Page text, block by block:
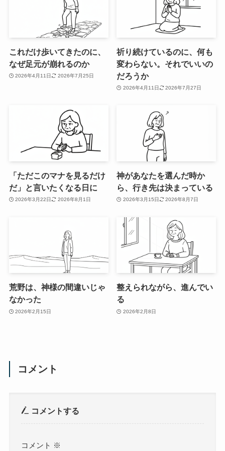
これだけ歩いてきたのに、
なぜ足元が崩れるのか
2026年4月11日 2026年7月25日
祈り続けているのに、何も
変わらない。それでいいの
だろうか
2026年4月11日 2026年7月27日
「ただこのマナを見るだけ
だ」と言いたくなる日に
2026年3月22日 2026年8月1日
神があなたを選んだ時か
ら、行き先は決まっている
2026年3月15日 2026年8月7日
荒野は、神様の間違いじゃ
なかった
2026年2月15日
整えられながら、進んでい
る
2026年2月8日
コメント
コメントする
コメント ※